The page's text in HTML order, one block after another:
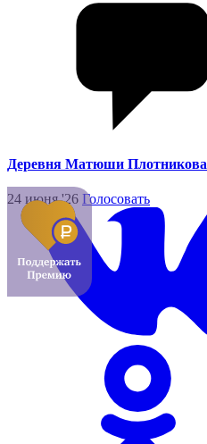
Деревня Матюши Плотникова
24 июня '26 Голосовать